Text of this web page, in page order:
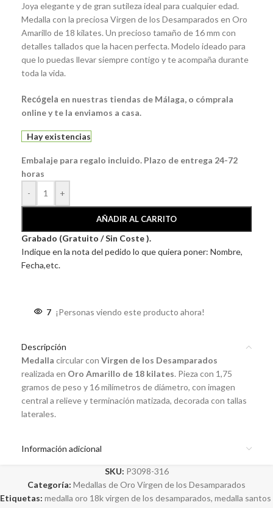
Joya elegante y de gran sutileza ideal para cualquier edad.
Medalla con la preciosa Virgen de los Desamparados en Oro
Amarillo de 18 kilates. Un precioso tamaño de 16 mm con
detalles tallados que la hacen perfecta. Modelo ideado para
que lo puedas llevar siempre contigo y te acompaña durante
toda la vida.
Recógela en nuestras tiendas de Málaga, o cómprala
online y te la enviamos a casa.
Hay existencias
Embalaje para regalo incluido. Plazo de entrega 24-72
horas
-
+
AÑADIR AL CARRITO
Grabado (Gratuito / Sin Coste ).
Indique en la nota del pedido lo que quiera poner: Nombre,
Fecha,etc.
7 ¡Personas viendo este producto ahora!
Descripción
Medalla circular con Virgen de los Desamparados
realizada en Oro Amarillo de 18 kilates. Pieza con 1,75
gramos de peso y 16 milímetros de diámetro, con imagen
central a relieve y terminación matizada, decorada con tallas
laterales.
Información adicional
SKU: P3098-316
Categoría: Medallas de Oro Virgen de los Desamparados
Etiquetas: medalla oro 18k virgen de los desamparados, medalla santos